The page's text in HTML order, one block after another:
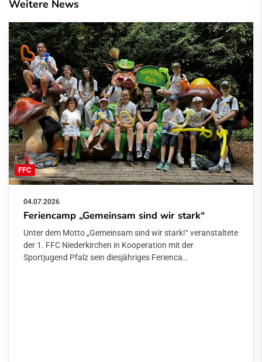
Weitere News
FFC
04.07.2026
Feriencamp „Gemeinsam sind wir stark“
Unter dem Motto „Gemeinsam sind wir stark!“ veranstaltete
der 1. FFC Niederkirchen in Kooperation mit der
Sportjugend Pfalz sein diesjähriges Ferienca…